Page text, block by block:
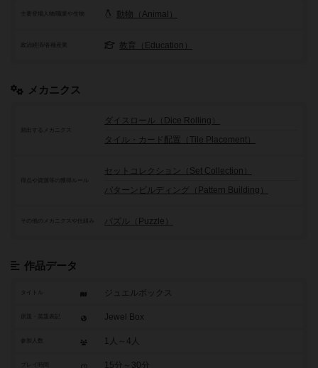
動物（Animal）
政治経済/各種産業 教育（Education）
メカニクス
頻出するメカニクス
ダイスロール（Dice Rolling）
タイル・カード配置（Tile Placement）
セットコレクション（Set Collection）
パターンビルディング（Pattern Building）
その他のメカニクスや仕組み パズル（Puzzle）
作品データ
タイトル ジュエルボックス
Jewel Box
参加人数 1人～4人
15分～30分